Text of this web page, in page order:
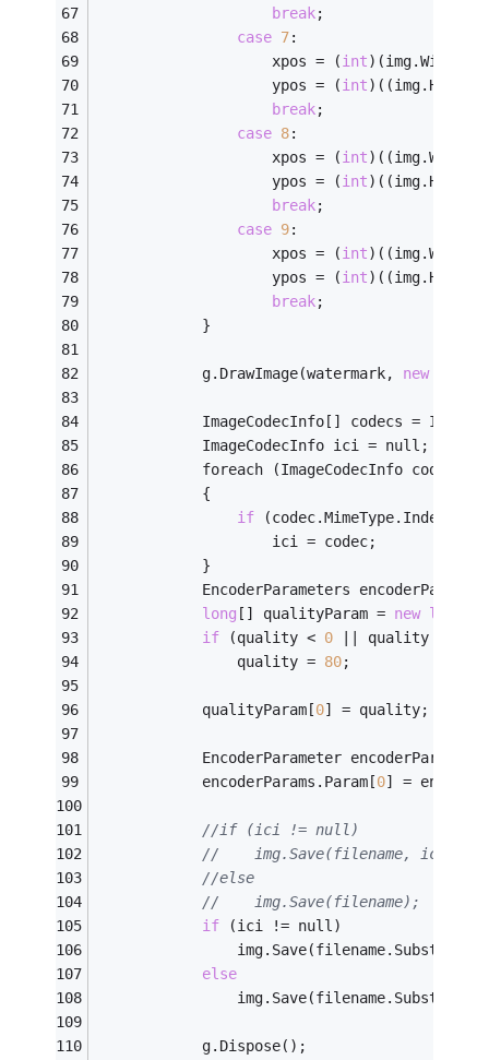
break;
case 7:
                    xpos = (
int)(img.Width
                    ypos = (
int
break;
case 8:
                    xpos = (
int)((img.Width
                    ypos = (
int
break;
case 9:
                    xpos = (
int)((img.Width
                    ypos = (
int
break;
            }
            g.DrawImage(watermark,
new
ImageCodecInfo[] codecs =
            ImageCodecInfo ici = null;
foreach (ImageCodecInfo codec in
            {
if (codec.MimeType.IndexOf(
                    ici = codec;
            }
EncoderParameters encoderParams
long [] qualityParam = new long
if (quality < 0 || quality >
                quality =
80;
            qualityParam[
0] = quality;
            EncoderParameter encoderParam =
            encoderParams.Param[
0] =
//if (ici != null)
//    img.Save(filename, ici,
//else
//    img.Save(filename);
if (ici != null)
                img.Save(filename.Substring(
else
                img.Save(filename.Substring(
            g.Dispose();